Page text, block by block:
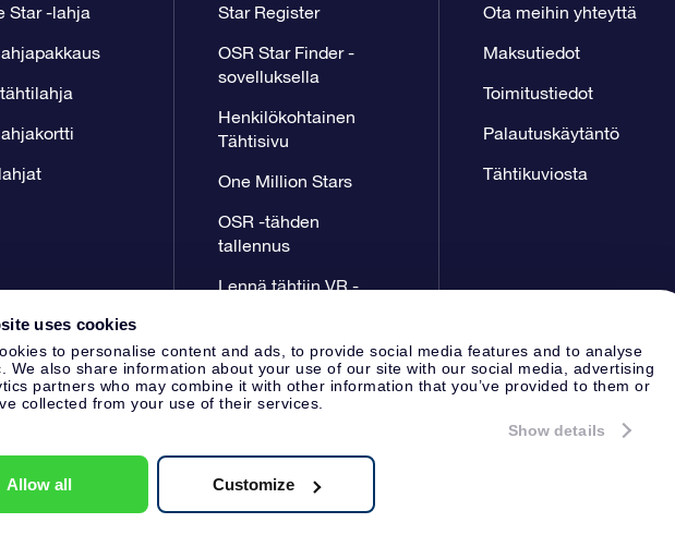
uses cookies
to personalise content and ads, to provide social media features and to analyse
We also share information about your use of our site with our social media, advertising
partners who may combine it with other information that you’ve provided to them or
collected from your use of their services.
Show details
Allow all Customize
Star -lahja Star Register
OSR Star Finder -
sovelluksella
Henkilökohtainen
Tähtisivu
One Million Stars
OSR -tähden
tallennus
Lennä tähtiin VR -
Ota meihin yhteyttä
Maksutiedot
Toimitustiedot
Palautuskäytäntö
Tähtikuviosta
VAT: NL 8538.62.722B01
Tietosuoja ja